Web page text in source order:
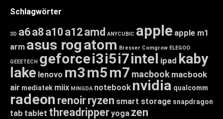
Schlagwörter
3D a6a8 a10 a12amd ANYCUBIC apple apple m1
arm asus rogatom Bresser Comgrow ELEGOO
GEEETECH geforcei3i5i7intel ipad kaby
lake lenovo m3m5m7 macbook macbook
air mediatek miix MINGDA notebook nvidia qualcomm
radeon renoirryzen smart storage snapdragon
tab tablet threadripperyoga zen